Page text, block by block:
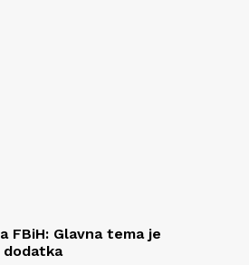
FBiH: Glavna tema je
dodatka